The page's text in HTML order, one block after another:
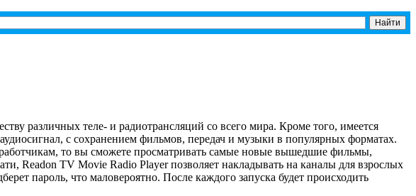
различных теле- и радиотрансляций со всего мира. Кроме того, имеется
с сохранением фильмов, передач и музыки в популярных форматах.
то вы сможете просматривать самые новые вышедшие фильмы,
Readon TV Movie Radio Player позволяет накладывать на каналы для взрослых
пароль, что маловероятно. После каждого запуска будет происходить